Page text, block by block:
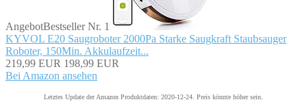
AngebotBestseller Nr. 1
KYVOL E20 Saugroboter 2000Pa Starke Saugkraft Staubsauger
Roboter, 150Min. Akkulaufzeit...
219,99 EUR 198,99 EUR
Bei Amazon ansehen
Letztes Update der Amazon Produktdaten: 2020-12-24. Preis könnte höher sein.